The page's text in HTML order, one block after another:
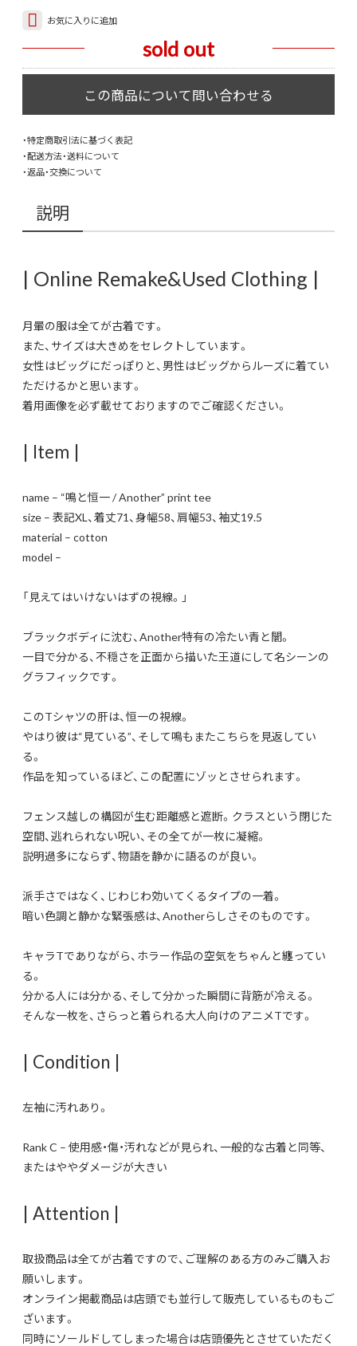
お気に入りに追加
sold out
・特定商取引法に基づく表記
・配送方法・送料について
・返品・交換について
説明
| Online Remake&Used Clothing |
月暈の服は全てが古着です。
また、サイズは大きめをセレクトしています。
女性はビッグにだっぽりと、男性はビッグからルーズに着てい
ただけるかと思います。
着用画像を必ず載せておりますのでご確認ください。
| Item |
name – “鳴と恒一 / Another” print tee
size – 表記XL、着丈71、身幅58、肩幅53、袖丈19.5
material – cotton
model –
「見えてはいけないはずの視線。」
ブラックボディに沈む、Another特有の冷たい青と闇。
一目で分かる、不穏さを正面から描いた王道にして名シーンの
グラフィックです。
このTシャツの肝は、恒一の視線。
やはり彼は“見ている”、そして鳴もまたこちらを見返してい
る。
作品を知っているほど、この配置にゾッとさせられます。
フェンス越しの構図が生む距離感と遮断。クラスという閉じた
空間、逃れられない呪い、その全てが一枚に凝縮。
説明過多にならず、物語を静かに語るのが良い。
派手さではなく、じわじわ効いてくるタイプの一着。
暗い色調と静かな緊張感は、Anotherらしさそのものです。
キャラTでありながら、ホラー作品の空気をちゃんと纏ってい
る。
分かる人には分かる、そして分かった瞬間に背筋が冷える。
そんな一枚を、さらっと着られる大人向けのアニメTです。
| Condition |
左袖に汚れあり。
Rank C – 使用感・傷・汚れなどが見られ、一般的な古着と同等、
またはややダメージが大きい
| Attention |
取扱商品は全てが古着ですので、ご理解のある方のみご購入お
願いします。
オンライン掲載商品は店頭でも並行して販売しているものもご
ざいます。
同時にソールドしてしまった場合は店頭優先とさせていただく